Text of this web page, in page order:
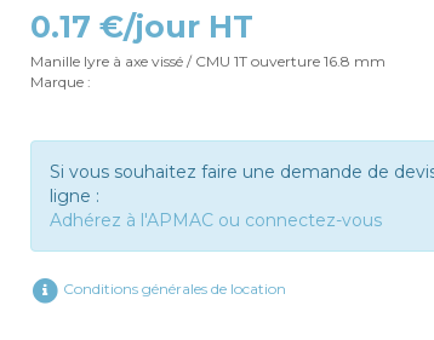
0.17 €/jour HT
Manille lyre à axe vissé / CMU 1T ouverture 16.8 mm
Marque :
Si vous souhaitez faire une demande de
ligne :
Adhérez à l'APMAC ou connectez-vous
Conditions générales de location